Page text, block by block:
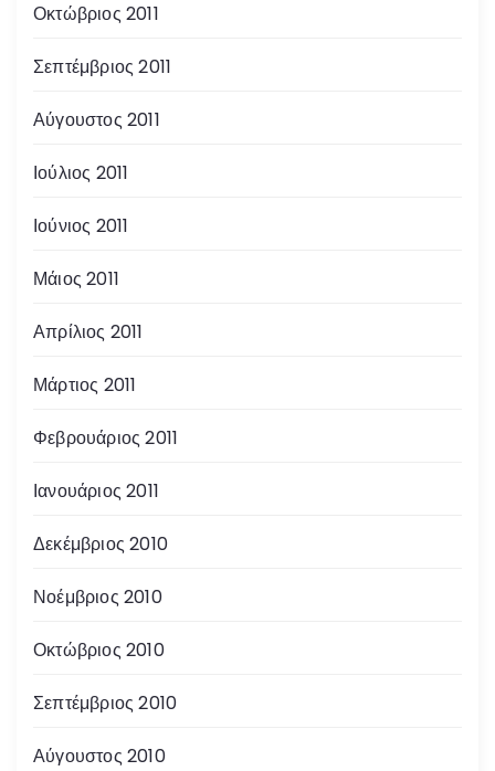
Οκτώβριος 2011
Σεπτέμβριος 2011
Αύγουστος 2011
Ιούλιος 2011
Ιούνιος 2011
Μάιος 2011
Απρίλιος 2011
Μάρτιος 2011
Φεβρουάριος 2011
Ιανουάριος 2011
Δεκέμβριος 2010
Νοέμβριος 2010
Οκτώβριος 2010
Σεπτέμβριος 2010
Αύγουστος 2010